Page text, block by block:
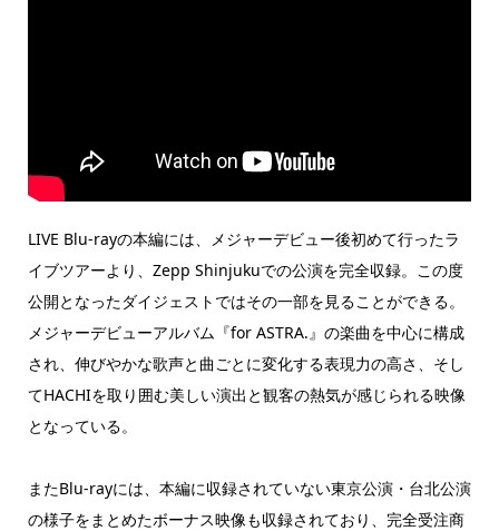
LIVE Blu-rayの本編には、メジャーデビュー後初めて行ったラ
イブツアーより、Zepp Shinjukuでの公演を完全収録。この度
公開となったダイジェストではその一部を見ることができる。
メジャーデビューアルバム『for ASTRA.』の楽曲を中心に構成
され、伸びやかな歌声と曲ごとに変化する表現力の高さ、そし
てHACHIを取り囲む美しい演出と観客の熱気が感じられる映像
となっている。
またBlu-rayには、本編に収録されていない東京公演・台北公演
の様子をまとめたボーナス映像も収録されており、完全受注商